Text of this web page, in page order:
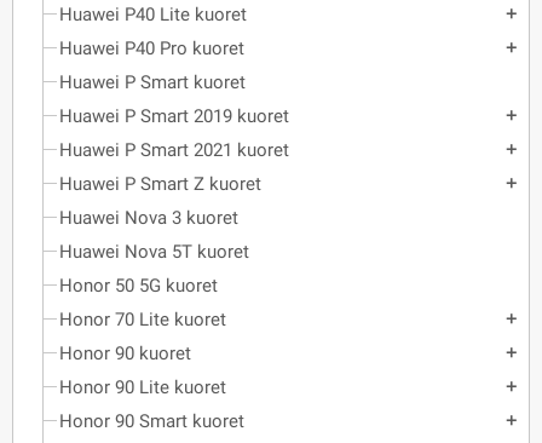
Huawei P40 Lite kuoret add
Huawei P40 Pro kuoret add
Huawei P Smart kuoret
Huawei P Smart 2019 kuoret
add
Huawei P Smart 2021 kuoret add
Huawei P Smart Z kuoret add
Huawei Nova 3 kuoret
Huawei Nova 5T kuoret
Honor 50 5G kuoret
Honor 70 Lite kuoret
add
Honor 90 kuoret add
Honor 90 Lite kuoret add
Honor 90 Smart kuoret add